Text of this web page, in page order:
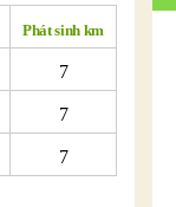
Phát sinh km
7
7
7